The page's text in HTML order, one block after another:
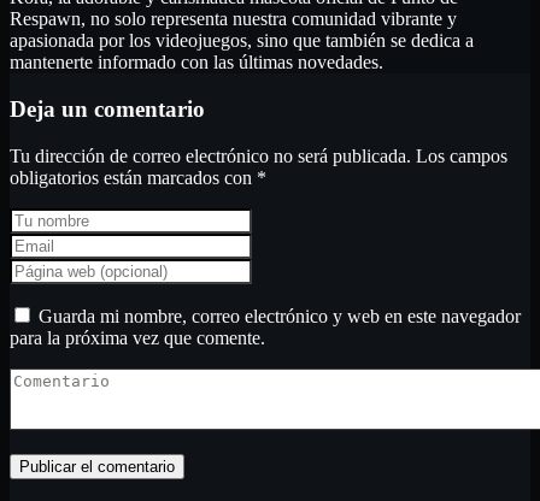
Respawn, no solo representa nuestra comunidad vibrante y
apasionada por los videojuegos, sino que también se dedica a
mantenerte informado con las últimas novedades.
Deja un comentario
Tu dirección de correo electrónico no será publicada. Los campos
obligatorios están marcados con *
Guarda mi nombre, correo electrónico y web en este navegador
para la próxima vez que comente.